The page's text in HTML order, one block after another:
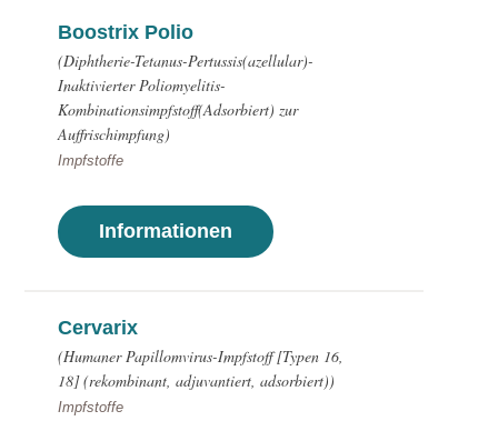
Boostrix Polio
(Diphtherie-Tetanus-Pertussis(azellular)-
Inaktivierter Poliomyelitis-
Kombinationsimpfstoff(Adsorbiert) zur
Auffrischimpfung)
Impfstoffe
Informationen
Cervarix
(Humaner Papillomvirus-Impfstoff [Typen 16,
18] (rekombinant, adjuvantiert, adsorbiert))
Impfstoffe